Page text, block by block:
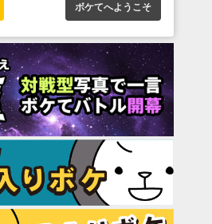
ボケてへようこそ